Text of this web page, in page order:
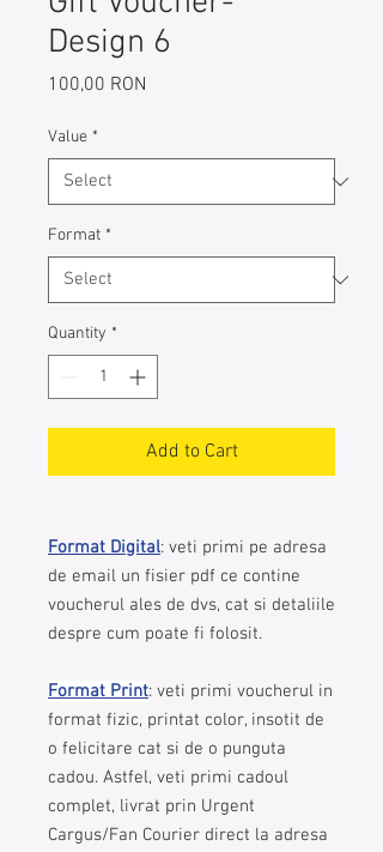
Design 6
100,00 RON
Value *
Format *
Quantity *
Add to Cart
Format Digital: veti primi pe adresa
de email un fisier pdf ce contine
voucherul ales de dvs, cat si detaliile
despre cum poate fi folosit.
Format Print: veti primi voucherul in
format fizic, printat color, insotit de
o felicitare cat si de o punguta
cadou. Astfel, veti primi cadoul
complet, livrat prin Urgent
Cargus/Fan Courier direct la adresa